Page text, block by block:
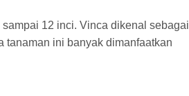
12 inci. Vinca dikenal sebagai
tanaman ini banyak dimanfaatkan